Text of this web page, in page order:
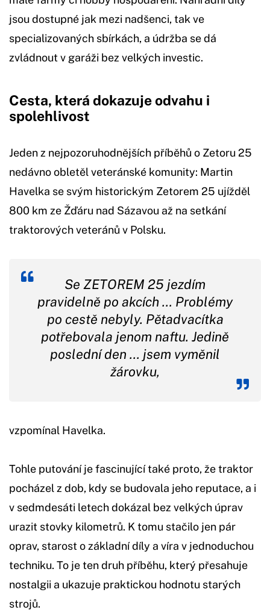
jsou dostupné jak mezi nadšenci, tak ve
specializovaných sbírkách, a údržba se dá
zvládnout v garáži bez velkých investic.
Cesta, která dokazuje odvahu i
spolehlivost
Jeden z nejpozoruhodnějších příběhů o Zetoru 25
nedávno obletěl veteránské komunity: Martin
Havelka se svým historickým Zetorem 25 ujížděl
800 km ze Žďáru nad Sázavou až na setkání
traktorových veteránů v Polsku.
Se ZETOREM 25 jezdím
pravidelně po akcích … Problémy
po cestě nebyly. Pětadvacítka
potřebovala jenom naftu. Jedině
poslední den … jsem vyměnil
žárovku,
vzpomínal Havelka.
Tohle putování je fascinující také proto, že traktor
pocházel z dob, kdy se budovala jeho reputace, a i
v sedmdesáti letech dokázal bez velkých úprav
urazit stovky kilometrů. K tomu stačilo jen pár
oprav, starost o základní díly a víra v jednoduchou
techniku. To je ten druh příběhu, který přesahuje
nostalgii a ukazuje praktickou hodnotu starých
strojů.